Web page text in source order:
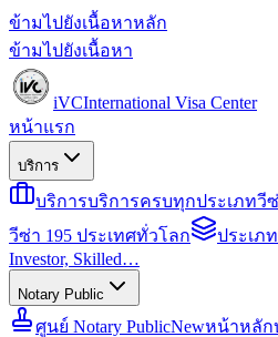
ข้ามไปยังเนื้อหาหลัก
ข้ามไปยังเนื้อหา
iVCInternational Visa Center
หน้าแรก
บริการ
บริการบริการครบทุกประเภทวี
วีซ่า 195 ประเทศทั่วโลก
ประเภ
Investor, Skilled…
Notary Public
ศูนย์ Notary PublicNewหน้าหลัก